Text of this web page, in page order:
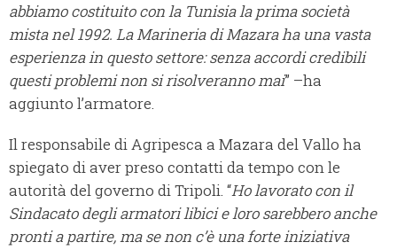
abbiamo costituito con la Tunisia la prima società
mista nel 1992. La Marineria di Mazara ha una vasta
esperienza in questo settore: senza accordi credibili
questi problemi non si risolveranno mai” –ha
aggiunto l’armatore.
Il responsabile di Agripesca a Mazara del Vallo ha
spiegato di aver preso contatti da tempo con le
autorità del governo di Tripoli. “Ho lavorato con il
Sindacato degli armatori libici e loro sarebbero anche
pronti a partire, ma se non c’è una forte iniziativa